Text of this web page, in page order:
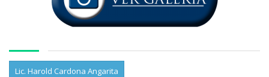
Lic. Harold Cardona Angarita